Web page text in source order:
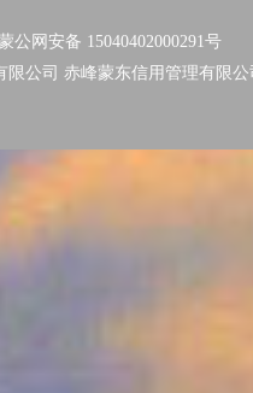
蒙公网安备 15040402000291号
限公司 赤峰蒙东信用管理有限公